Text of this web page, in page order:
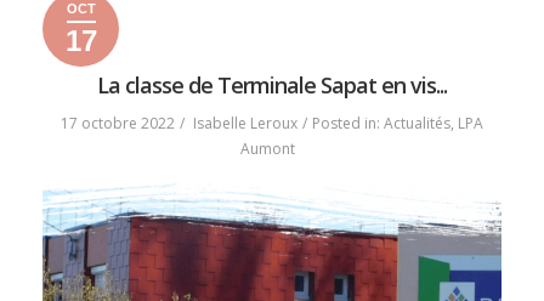
17
octobre
2022
17
octobre
2022
OCT
17
2022
La classe de Terminale Sapat en vis...
17 octobre 2022 Isabelle Leroux Posted in: Actualités, LPA
Aumont